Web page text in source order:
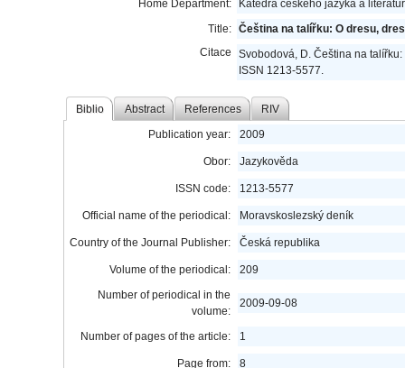
Home Department:
Katedra českého jazyka a
Title: Čeština na talířku: O dresu,
Citace
Svobodová, D. Čeština na
ISSN 1213-5577.
Biblio Abstract References RIV
Publication year: 2009
Obor: Jazykověda
ISSN code: 1213-5577
Official name of the periodical: Moravskoslezský deník
Country of the Journal Publisher: Česká republika
Volume of the periodical:
209
Number of periodical in the
volume:
2009-09-08
Number of pages of the article: 1
Page from: 8